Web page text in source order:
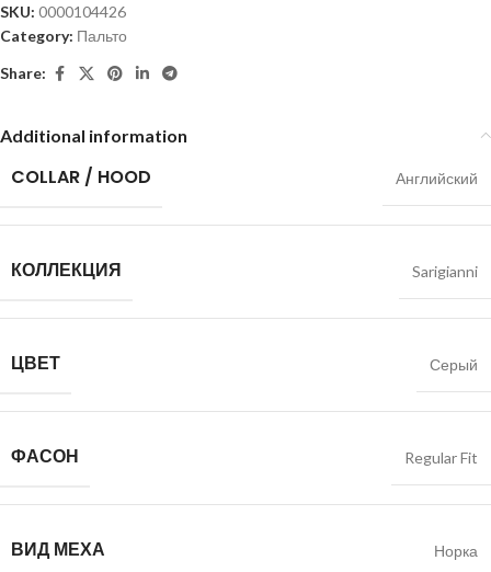
SKU: 0000104426
Category: Пальто
Share:
Additional information
COLLAR / HOOD Английский
КОЛЛЕКЦИЯ Sarigianni
ЦВЕТ Серый
ФАСОН Regular Fit
ВИД МЕХА Норка